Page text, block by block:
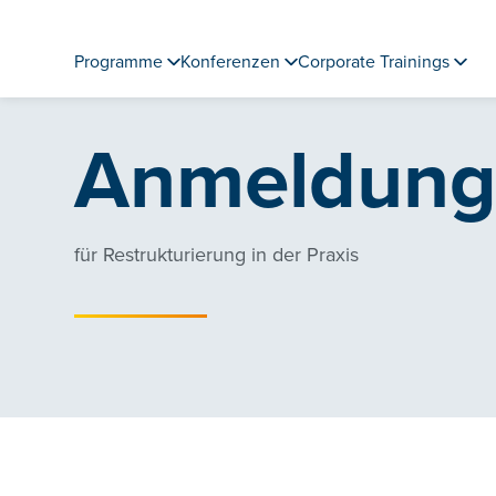
Programme Konferenzen Corporate Trainings
für Restrukturierung in der Praxis